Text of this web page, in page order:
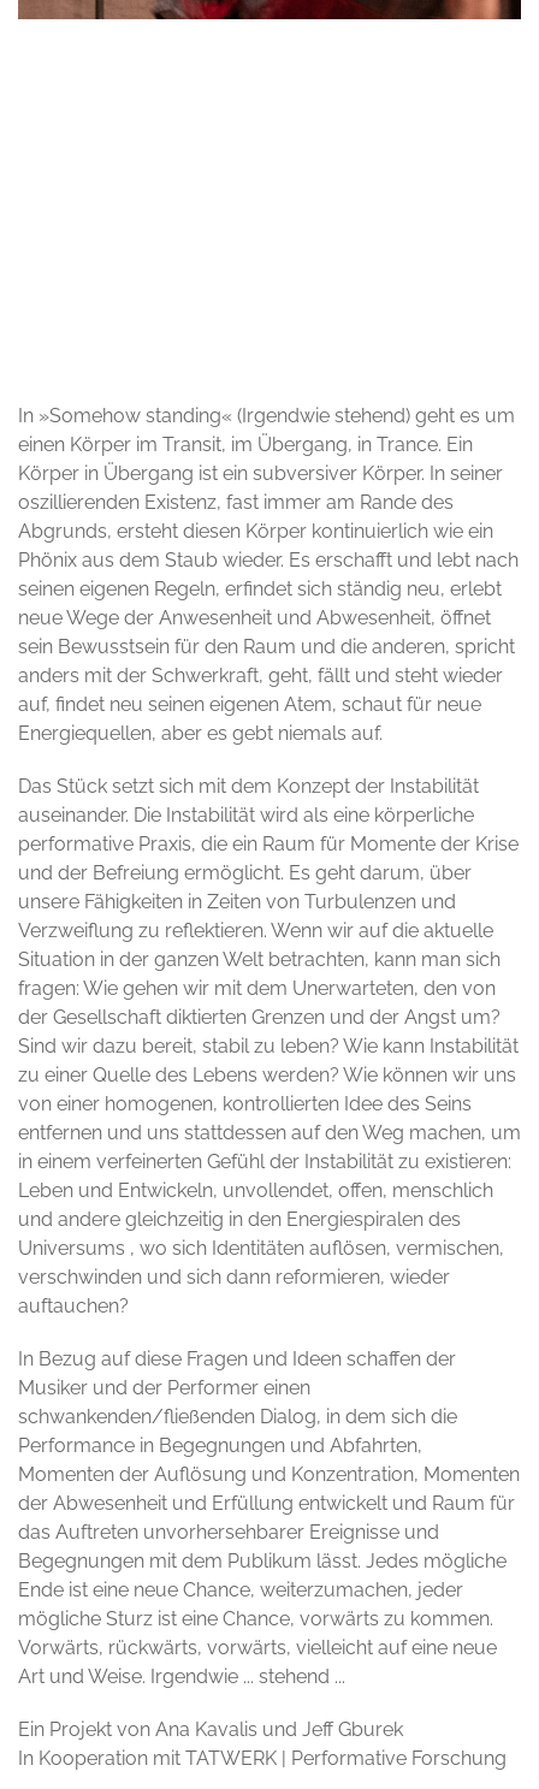
In »Somehow standing« (Irgendwie stehend) geht es um
einen Körper im Transit, im Übergang, in Trance. Ein
Körper in Übergang ist ein subversiver Körper. In seiner
oszillierenden Existenz, fast immer am Rande des
Abgrunds, ersteht diesen Körper kontinuierlich wie ein
Phönix aus dem Staub wieder. Es erschafft und lebt nach
seinen eigenen Regeln, erfindet sich ständig neu, erlebt
neue Wege der Anwesenheit und Abwesenheit, öffnet
sein Bewusstsein für den Raum und die anderen, spricht
anders mit der Schwerkraft, geht, fällt und steht wieder
auf, findet neu seinen eigenen Atem, schaut für neue
Energiequellen, aber es gebt niemals auf.
Das Stück setzt sich mit dem Konzept der Instabilität
auseinander. Die Instabilität wird als eine körperliche
performative Praxis, die ein Raum für Momente der Krise
und der Befreiung ermöglicht. Es geht darum, über
unsere Fähigkeiten in Zeiten von Turbulenzen und
Verzweiflung zu reflektieren. Wenn wir auf die aktuelle
Situation in der ganzen Welt betrachten, kann man sich
fragen: Wie gehen wir mit dem Unerwarteten, den von
der Gesellschaft diktierten Grenzen und der Angst um?
Sind wir dazu bereit, stabil zu leben? Wie kann Instabilität
zu einer Quelle des Lebens werden? Wie können wir uns
von einer homogenen, kontrollierten Idee des Seins
entfernen und uns stattdessen auf den Weg machen, um
in einem verfeinerten Gefühl der Instabilität zu existieren:
Leben und Entwickeln, unvollendet, offen, menschlich
und andere gleichzeitig in den Energiespiralen des
Universums , wo sich Identitäten auflösen, vermischen,
verschwinden und sich dann reformieren, wieder
auftauchen?
In Bezug auf diese Fragen und Ideen schaffen der
Musiker und der Performer einen
schwankenden/fließenden Dialog, in dem sich die
Performance in Begegnungen und Abfahrten,
Momenten der Auflösung und Konzentration, Momenten
der Abwesenheit und Erfüllung entwickelt und Raum für
das Auftreten unvorhersehbarer Ereignisse und
Begegnungen mit dem Publikum lässt. Jedes mögliche
Ende ist eine neue Chance, weiterzumachen, jeder
mögliche Sturz ist eine Chance, vorwärts zu kommen.
Vorwärts, rückwärts, vorwärts, vielleicht auf eine neue
Art und Weise. Irgendwie ... stehend ...
Ein Projekt von Ana Kavalis und Jeff Gburek
In Kooperation mit TATWERK | Performative Forschung